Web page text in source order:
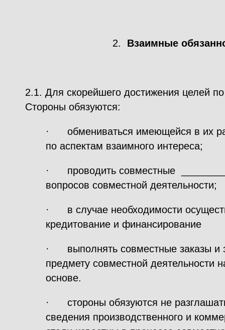
2. Взаимные
2.1. Для скорейшего достижения целей
Стороны обязуются:
· обмениваться имеющейся в их
по аспектам взаимного интереса;
· проводить совместные
вопросов совместной деятельности;
· в случае необходимости
кредитование и финансирование
· выполнять совместные заказы и
предмету совместной деятельности
основе.
· стороны обязуются не
сведения производственного и